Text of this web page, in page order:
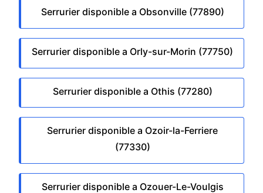
Serrurier disponible a Obsonville (77890)
Serrurier disponible a Orly-sur-Morin (77750)
Serrurier disponible a Othis (77280)
Serrurier disponible a Ozoir-la-Ferriere
(77330)
Serrurier disponible a Ozouer-Le-Voulgis